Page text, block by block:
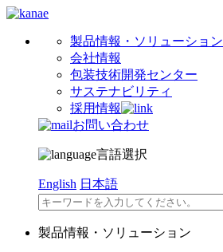
製品情報・ソリューション
会社情報
包装技術開発センター
サステナビリティ
採用情報
お問い合わせ
言語選択
English 日本語
製品情報・ソリューション